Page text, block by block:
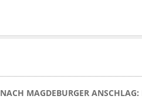
NACH MAGDEBURGER